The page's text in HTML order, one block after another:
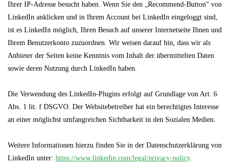
Ihrer IP-Adresse besucht haben. Wenn Sie den „Recommend-Button“ von
LinkedIn anklicken und in Ihrem Account bei LinkedIn eingeloggt sind,
ist es LinkedIn möglich, Ihren Besuch auf unserer Internetseite Ihnen und
Ihrem Benutzerkonto zuzuordnen. Wir weisen darauf hin, dass wir als
Anbieter der Seiten keine Kenntnis vom Inhalt der übermittelten Daten
sowie deren Nutzung durch LinkedIn haben.
Die Verwendung des LinkedIn-Plugins erfolgt auf Grundlage von Art. 6
Abs. 1 lit. f DSGVO. Der Websitebetreiber hat ein berechtigtes Interesse
an einer möglichst umfangreichen Sichtbarkeit in den Sozialen Medien.
Weitere Informationen hierzu finden Sie in der Datenschutzerklärung von
LinkedIn unter: https://www.linkedin.com/legal/privacy-policy.